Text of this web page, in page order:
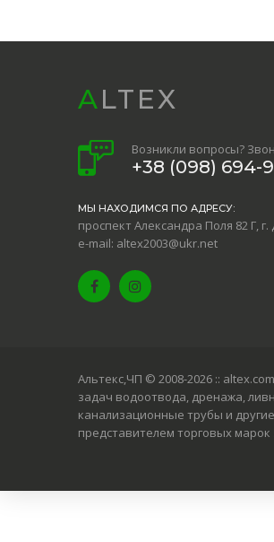
ALTEX
Возникли вопросы?
+38 (098) 694-
МЫ НАХОДИМСЯ ПО АДРЕСУ:
проспект Александра Поля 82 Г,
e-mail: altex2003@ukr.net
Альтекс,ЧП © 2008-2026 ::
задач водоотвода, дренажа,
канализационные трубы и
представителем торговых марок